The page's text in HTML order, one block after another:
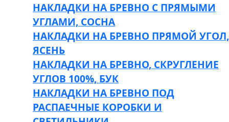
НАКЛАДКИ НА БРЕВНО С ПРЯМЫМИ
УГЛАМИ, СОСНА
НАКЛАДКИ НА БРЕВНО ПРЯМОЙ УГОЛ,
ЯСЕНЬ
НАКЛАДКИ НА БРЕВНО, СКРУГЛЕНИЕ
УГЛОВ 100%, БУК
НАКЛАДКИ НА БРЕВНО ПОД
РАСПАЕЧНЫЕ КОРОБКИ И